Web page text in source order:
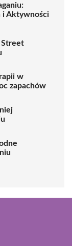
i Aktywności
Street
w
zapachów